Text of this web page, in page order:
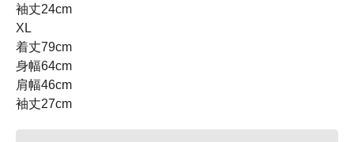
袖丈24cm
XL
着丈79cm
身幅64cm
肩幅46cm
袖丈27cm